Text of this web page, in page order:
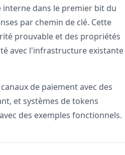
interne dans le premier bit du
par chemin de clé. Cette
prouvable et des propriétés
avec l'infrastructure existante
de paiement avec des
et systèmes de tokens
des exemples fonctionnels.